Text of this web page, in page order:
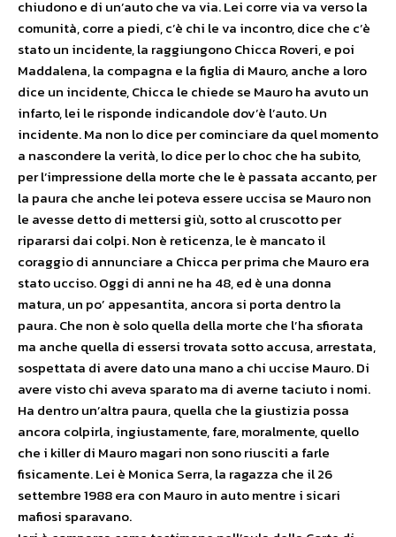
chiudono e di un’auto che va via. Lei corre via va verso la
comunità, corre a piedi, c’è chi le va incontro, dice che c’è
stato un incidente, la raggiungono Chicca Roveri, e poi
Maddalena, la compagna e la figlia di Mauro, anche a loro
dice un incidente, Chicca le chiede se Mauro ha avuto un
infarto, lei le risponde indicandole dov’è l’auto. Un
incidente. Ma non lo dice per cominciare da quel momento
a nascondere la verità, lo dice per lo choc che ha subito,
per l’impressione della morte che le è passata accanto, per
la paura che anche lei poteva essere uccisa se Mauro non
le avesse detto di mettersi giù, sotto al cruscotto per
ripararsi dai colpi. Non è reticenza, le è mancato il
coraggio di annunciare a Chicca per prima che Mauro era
stato ucciso. Oggi di anni ne ha 48, ed è una donna
matura, un po’ appesantita, ancora si porta dentro la
paura. Che non è solo quella della morte che l’ha sfiorata
ma anche quella di essersi trovata sotto accusa, arrestata,
sospettata di avere dato una mano a chi uccise Mauro. Di
avere visto chi aveva sparato ma di averne taciuto i nomi.
Ha dentro un’altra paura, quella che la giustizia possa
ancora colpirla, ingiustamente, fare, moralmente, quello
che i killer di Mauro magari non sono riusciti a farle
fisicamente. Lei è Monica Serra, la ragazza che il 26
settembre 1988 era con Mauro in auto mentre i sicari
mafiosi sparavano.